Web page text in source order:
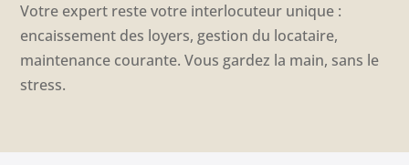
Votre expert reste votre interlocuteur unique :
encaissement des loyers, gestion du locataire,
maintenance courante. Vous gardez la main, sans le
stress.